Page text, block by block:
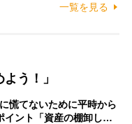
一覧を見る
う！」
慌てないために平時から
イント「資産の棚卸し…